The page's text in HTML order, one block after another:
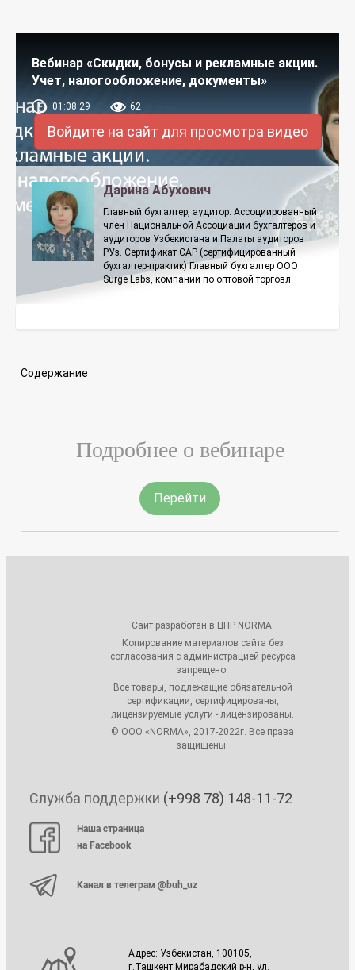
Вебинар «Скидки, бонусы и рекламные акции.
Учет, налогообложение, документы»
01:08:29 62
Войдите на сайт для просмотра видео
Дарина Абухович
Главный бухгалтер, аудитор. Ассоциированный
член Национальной Ассоциации бухгалтеров и
аудиторов Узбекистана и Палаты аудиторов
РУз. Сертификат CAP (сертифицированный
бухгалтер-практик) Главный бухгалтер ООО
Surge Labs, компании по оптовой торговл
Содержание
Подробнее о вебинаре
Перейти
Сайт разработан в ЦПР NORMA.
Копирование материалов сайта без
согласования с администрацией ресурса
запрещено.
Все товары, подлежащие обязательной
сертификации, сертифицированы,
лицензируемые услуги - лицензированы.
© ООО «NORMA», 2017-2022г. Все права
защищены.
Служба поддержки (+998 78) 148-11-72
Наша страница
на Facebook
Канал в телеграм @buh_uz
Адрес: Узбекистан, 100105,
г.Ташкент Мирабадский р-н, ул.